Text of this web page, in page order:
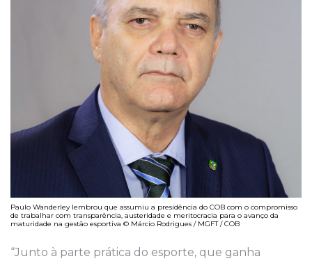
Paulo Wanderley lembrou que assumiu a presidência do COB com o compromisso
de trabalhar com transparência, austeridade e meritocracia para o avanço da
maturidade na gestão esportiva © Márcio Rodrigues / MGFT / COB
“Junto à parte prática do esporte, que ganha